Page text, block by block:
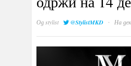
Одstylist @StylistMKD · На